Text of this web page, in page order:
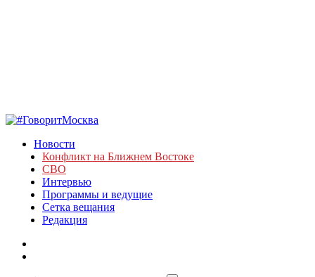
Новости
Конфликт на Ближнем Востоке
СВО
Интервью
Программы и ведущие
Сетка вещания
Редакция